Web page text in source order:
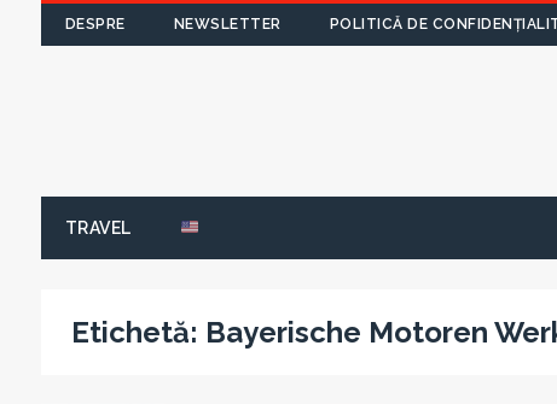
DESPRE NEWSLETTER POLITICĂ DE
TRAVEL
Etichetă: Bayerische Motoren